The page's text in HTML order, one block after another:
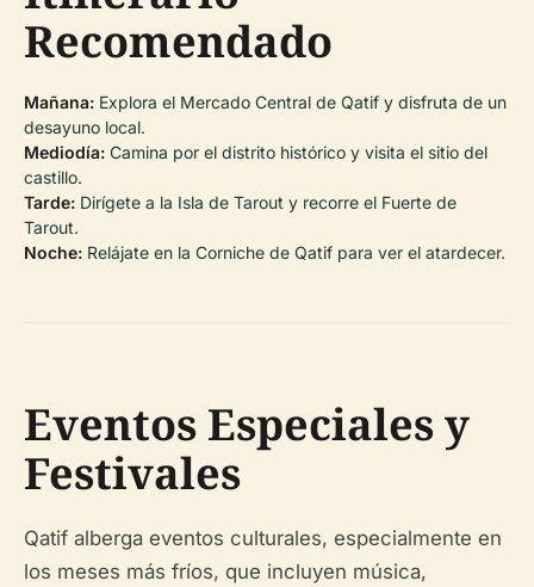
Recomendado
Mañana: Explora el Mercado Central de Qatif y disfruta de un
desayuno local.
Mediodía: Camina por el distrito histórico y visita el sitio del
castillo.
Tarde: Dirígete a la Isla de Tarout y recorre el Fuerte de
Tarout.
Noche: Relájate en la Corniche de Qatif para ver el atardecer.
Eventos Especiales y
Festivales
Qatif alberga eventos culturales, especialmente en
los meses más fríos, que incluyen música,